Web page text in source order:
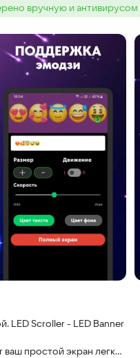
вручную и антивирусом
LED Scroller - LED Banner
ваш простой экран легко